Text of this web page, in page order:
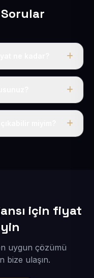
yıllık tek
uzaktan ve
için fiyat
uygun çözümü
bize ulaşın.